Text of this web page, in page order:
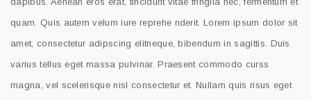
quam. Quis autem velum iure reprehe nderit. Lorem ipsum dolor sit
amet, consectetur adipscing elitneque, bibendum in sagittis. Duis
varius tellus eget massa pulvinar. Praesent commodo curss
magna, vel scelerisque nisl consectetur et. Nullam quis risus eget